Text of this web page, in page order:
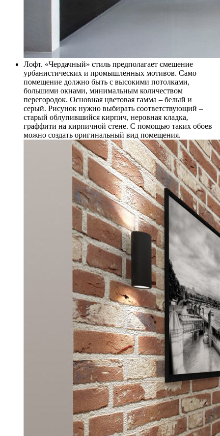
Лофт. «Чердачный» стиль предполагает смешение
урбанистических и промышленных мотивов. Само
помещение должно быть с высокими потолками,
большими окнами, минимальным количеством
перегородок. Основная цветовая гамма – белый и
серый. Рисунок нужно выбирать соответствующий –
старый облупившийся кирпич, неровная кладка,
граффити на кирпичной стене. С помощью таких обоев
можно создать оригинальный вид помещения.